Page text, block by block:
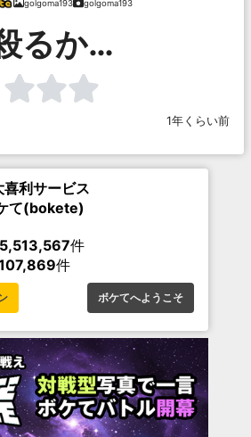
golgoma193 golgoma193
るか…
1年くらい前
利サービス
て(bokete)
件
件
ボケてへようこそ